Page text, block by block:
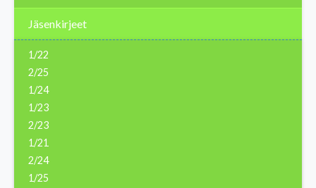
Jäsenkirjeet
1/22
2/25
1/24
1/23
2/23
1/21
2/24
1/25